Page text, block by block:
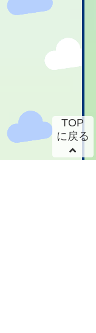
TOP
に戻る